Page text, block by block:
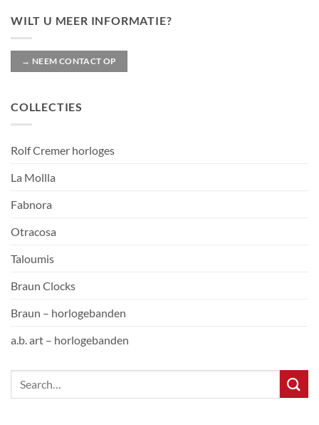
WILT U MEER INFORMATIE?
→ NEEM CONTACT OP
COLLECTIES
Rolf Cremer horloges
La Mollla
Fabnora
Otracosa
Taloumis
Braun Clocks
Braun – horlogebanden
a.b. art – horlogebanden